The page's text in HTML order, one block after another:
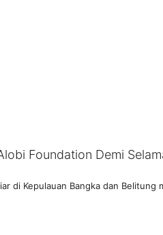
Foundation Demi
di Kepulauan Bangka dan Belitung